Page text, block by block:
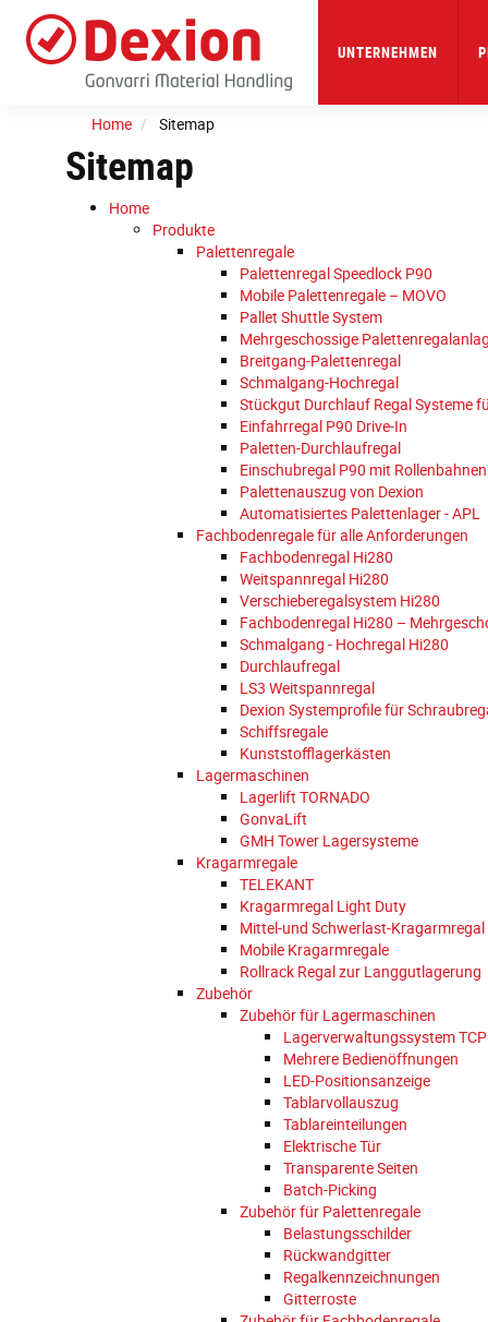
main
UNTERNEHMEN
Home Sitemap
Sitemap
Home
Produkte
Palettenregale
Palettenregal Speedlock P90
Mobile Palettenregale – MOVO
Pallet Shuttle System
Mehrgeschossige
Breitgang-Palettenregal
Schmalgang-Hochregal
Stückgut Durchlauf Regal Systeme
Einfahrregal P90 Drive-In
Paletten-Durchlaufregal
Einschubregal P90 mit Rollenbahnen
Palettenauszug von Dexion
Automatisiertes Palettenlager - APL
Fachbodenregale für alle Anforderungen
Fachbodenregal Hi280
Weitspannregal Hi280
Verschieberegalsystem Hi280
Fachbodenregal Hi280 –
Schmalgang - Hochregal Hi280
Durchlaufregal
LS3 Weitspannregal
Dexion Systemprofile für
Schiffsregale
Kunststofflagerkästen
Lagermaschinen
Lagerlift TORNADO
GonvaLift
GMH Tower Lagersysteme
Kragarmregale
TELEKANT
Kragarmregal Light Duty
Mittel-und Schwerlast-Kragarmregal
Mobile Kragarmregale
Rollrack Regal zur Langgutlagerung
Zubehör
Zubehör für Lagermaschinen
Lagerverwaltungssystem
Mehrere Bedienöffnungen
LED-Positionsanzeige
Tablarvollauszug
Tablareinteilungen
Elektrische Tür
Transparente Seiten
Batch-Picking
Zubehör für Palettenregale
Belastungsschilder
Rückwandgitter
Regalkennzeichnungen
Gitterroste